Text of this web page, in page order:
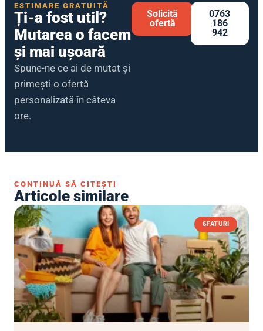
ESTIMARE GRATUITĂ
Ți-a fost util?
Mutarea o facem
și mai ușoară
Spune-ne ce ai de mutat și
primești o ofertă
personalizată în câteva
ore.
Solicită
ofertă
0763
186
942
CONTINUĂ SĂ CITEȘTI
Articole similare
SFATURI